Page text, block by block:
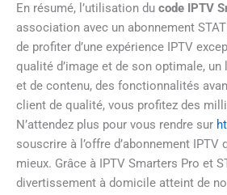
En résumé, l’utilisation du code IPTV
association avec un abonnement
de profiter d’une expérience IPTV
qualité d’image et de son optimale, un
et de contenu, des fonctionnalités
client de qualité, vous profitez des
N’attendez plus pour vous rendre sur
souscrire à l’offre d’abonnement
mieux. Grâce à IPTV Smarters Pro et
divertissement à domicile atteint de